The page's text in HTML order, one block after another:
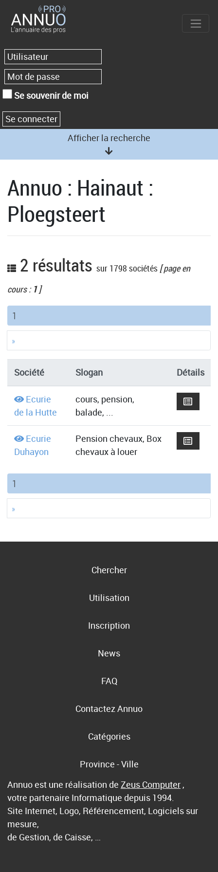
Se souvenir de moi
Afficher la recherche
Annuo : Hainaut :
Ploegsteert
2 résultats sur 1798 sociétés [ page en
cours : 1]
1
»
Société Slogan Détails
Ecurie
de la Hutte
cours, pension,
balade, ...
Ecurie
Duhayon
Pension chevaux, Box
chevaux à louer
1
»
Chercher
Utilisation
Inscription
News
FAQ
Contactez Annuo
Catégories
Province - Ville
Annuo est une réalisation de Zeus Computer ,
votre partenaire Informatique depuis 1994.
Site Internet, Logo, Référencement, Logiciels sur
mesure,
de Gestion, de Caisse, …